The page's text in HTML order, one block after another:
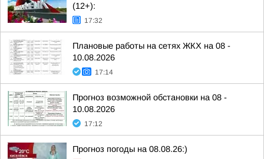
(12+):
17:32
Плановые работы на сетях ЖКХ на 08 -
10.08.2026
17:14
Прогноз возможной обстановки на 08 -
10.08.2026
17:12
Прогноз погоды на 08.08.26:)